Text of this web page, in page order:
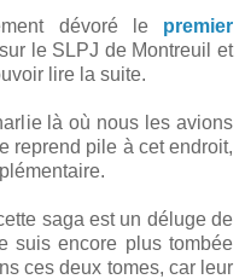
dévoré le premier
le SLPJ de Montreuil et
lire la suite.
là où nous les avions
reprend pile à cet endroit,
saga est un déluge de
suis encore plus tombée
ces deux tomes, car leur